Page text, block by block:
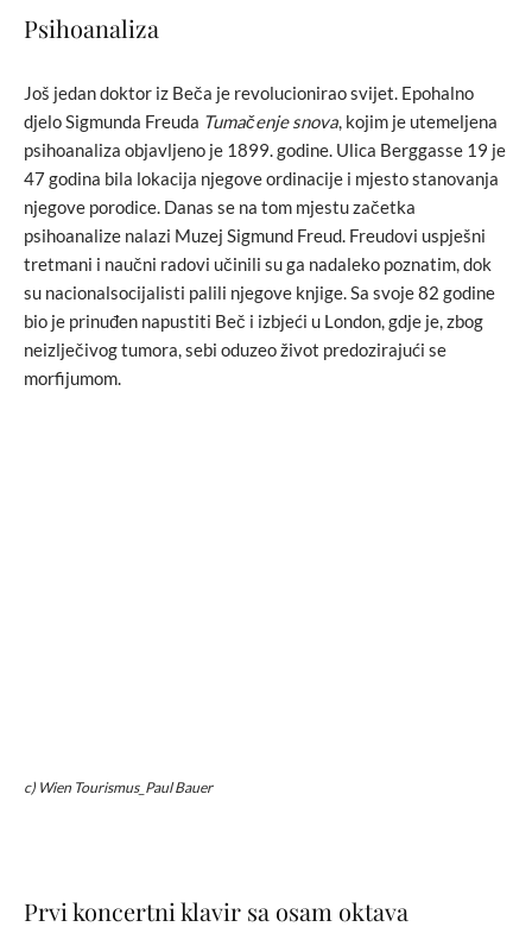
Psihoanaliza
Još jedan doktor iz Beča je revolucionirao svijet. Epohalno
djelo Sigmunda Freuda Tumačenje snova, kojim je utemeljena
psihoanaliza objavljeno je 1899. godine. Ulica Berggasse 19 je
47 godina bila lokacija njegove ordinacije i mjesto stanovanja
njegove porodice. Danas se na tom mjestu začetka
psihoanalize nalazi Muzej Sigmund Freud. Freudovi uspješni
tretmani i naučni radovi učinili su ga nadaleko poznatim, dok
su nacionalsocijalisti palili njegove knjige. Sa svoje 82 godine
bio je prinuđen napustiti Beč i izbjeći u London, gdje je, zbog
neizlječivog tumora, sebi oduzeo život predozirajući se
morfijumom.
c) Wien Tourismus_Paul Bauer
Prvi koncertni klavir sa osam oktava